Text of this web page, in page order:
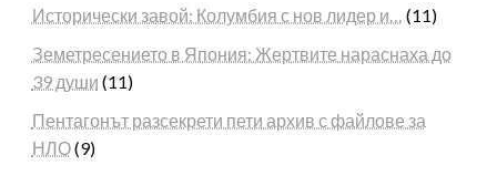
Исторически завой: Колумбия с нов лидер и… (11)
Земетресението в Япония: Жертвите нараснаха до
39 души (11)
Пентагонът разсекрети пети архив с файлове за
НЛО(9)